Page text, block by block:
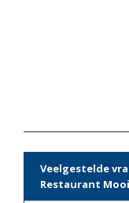
Veelgestelde
Restaurant